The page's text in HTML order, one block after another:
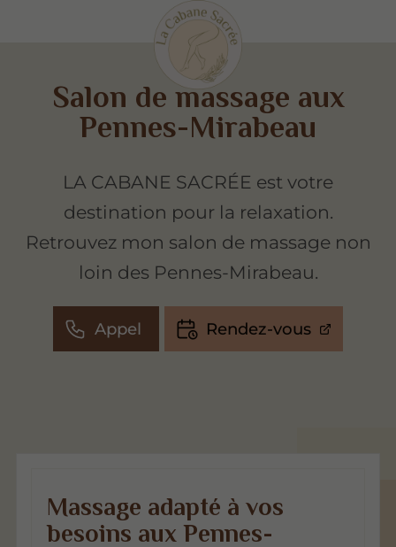
Salon de massage aux
Pennes-Mirabeau
LA CABANE SACRÉE est votre
destination pour la relaxation.
Retrouvez mon salon de massage non
loin des Pennes-Mirabeau.
Appel Rendez-vous
Massage adapté à vos
besoins aux Pennes-